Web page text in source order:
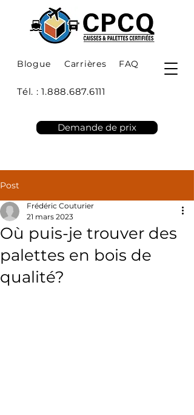
Blogue Carrières FAQ
Tél. :1.888.687.6111
Demande de prix
Post
Où puis-je trouver des
palettes en bois de
qualité?
Frédéric Couturier
21 mars 2023